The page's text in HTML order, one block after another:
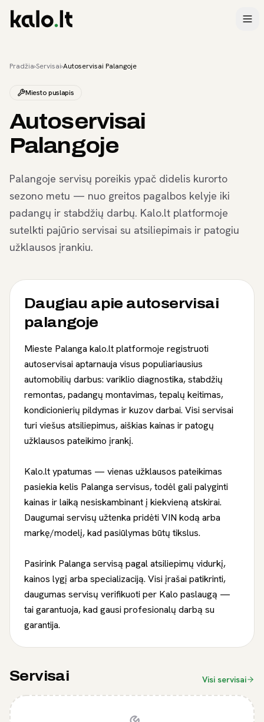
Pradžia›Servisai›Autoservisai Palangoje
Miesto puslapis
Autoservisai
Palangoje
Palangoje servisų poreikis ypač didelis kurorto
sezono metu — nuo greitos pagalbos kelyje iki
padangų ir stabdžių darbų. Kalo.lt platformoje
sutelkti pajūrio servisai su atsiliepimais ir patogiu
užklausos įrankiu.
Daugiau apie autoservisai
palangoje
Mieste Palanga kalo.lt platformoje registruoti
autoservisai aptarnauja visus populiariausius
automobilių darbus: variklio diagnostika, stabdžių
remontas, padangų montavimas, tepalų keitimas,
kondicionierių pildymas ir kuzov darbai. Visi servisai
turi viešus atsiliepimus, aiškias kainas ir patogų
užklausos pateikimo įrankį.
Kalo.lt ypatumas — vienas užklausos pateikimas
pasiekia kelis Palanga servisus, todėl gali palyginti
kainas ir laiką nesiskambinant į kiekvieną atskirai.
Daugumai servisų užtenka pridėti VIN kodą arba
markę/modelį, kad pasiūlymas būtų tikslus.
Pasirink Palanga servisą pagal atsiliepimų vidurkį,
kainos lygį arba specializaciją. Visi įrašai patikrinti,
daugumas servisų verifikuoti per Kalo paslaugą —
tai garantuoja, kad gausi profesionalų darbą su
garantija.
Servisai Visi servisai